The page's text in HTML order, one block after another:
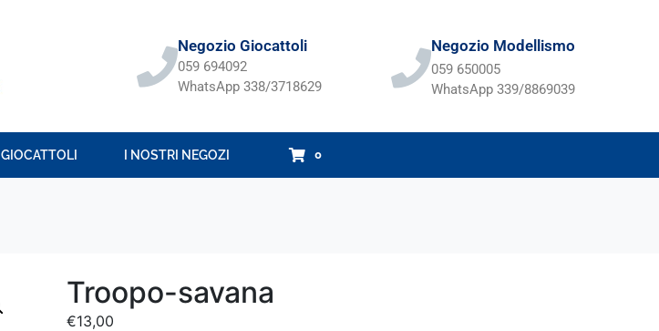
Negozio Giocattoli
059 694092
WhatsApp 338/3718629
Negozio Modellismo
059 650005
WhatsApp 339/8869039
GIOCATTOLI I NOSTRI NEGOZI 0
Troopo-savana
€13,00